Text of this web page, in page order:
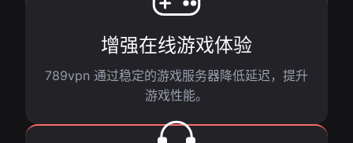
增强在线游戏体验
789vpn 通过稳定的游戏服务器降低延迟，提升
游戏性能。